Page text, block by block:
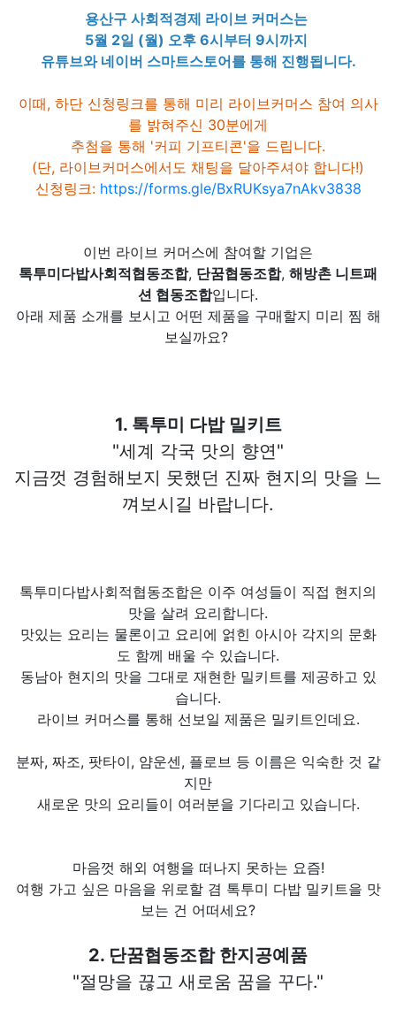
용산구 사회적경제 라이브 커머스는
5월 2일 (월) 오후 6시부터 9시까지
유튜브와 네이버 스마트스토어를 통해 진행됩니다.
이때, 하단 신청링크를 통해 미리 라이브커머스 참여 의사
를 밝혀주신 30분에게
추첨을 통해 '커피 기프티콘'을 드립니다.
(단, 라이브커머스에서도 채팅을 달아주셔야 합니다!)
신청링크: https://forms.gle/BxRUKsya7nAkv3838
이번 라이브 커머스에 참여할 기업은
톡투미다밥사회적협동조합, 단꿈협동조합, 해방촌 니트패
션 협동조합입니다.
아래 제품 소개를 보시고 어떤 제품을 구매할지 미리 찜 해
보실까요?
1. 톡투미 다밥 밀키트
"세계 각국 맛의 향연"
지금껏 경험해보지 못했던 진짜 현지의 맛을 느
껴보시길 바랍니다.
톡투미다밥사회적협동조합은 이주 여성들이 직접 현지의
맛을 살려 요리합니다.
맛있는 요리는 물론이고 요리에 얽힌 아시아 각지의 문화
도 함께 배울 수 있습니다.
동남아 현지의 맛을 그대로 재현한 밀키트를 제공하고 있
습니다.
라이브 커머스를 통해 선보일 제품은 밀키트인데요.
분짜, 짜조, 팟타이, 얌운센, 플로브 등 이름은 익숙한 것 같
지만
새로운 맛의 요리들이 여러분을 기다리고 있습니다.
마음껏 해외 여행을 떠나지 못하는 요즘!
여행 가고 싶은 마음을 위로할 겸 톡투미 다밥 밀키트을 맛
보는 건 어떠세요?
2. 단꿈협동조합 한지공예품
"절망을 끊고 새로움 꿈을 꾸다."